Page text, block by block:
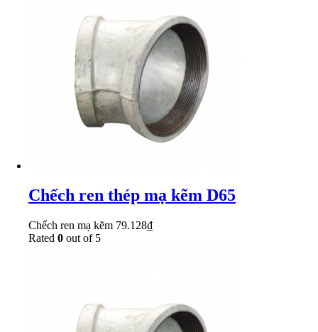
Chếch ren thép mạ kẽm D65
Chếch ren mạ kẽm 79.128₫
Rated 0 out of 5